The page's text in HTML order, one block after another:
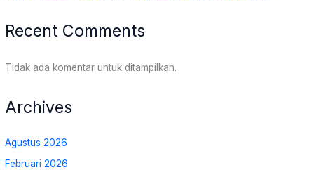
Recent Comments
Tidak ada komentar untuk ditampilkan.
Archives
Agustus 2026
Februari 2026